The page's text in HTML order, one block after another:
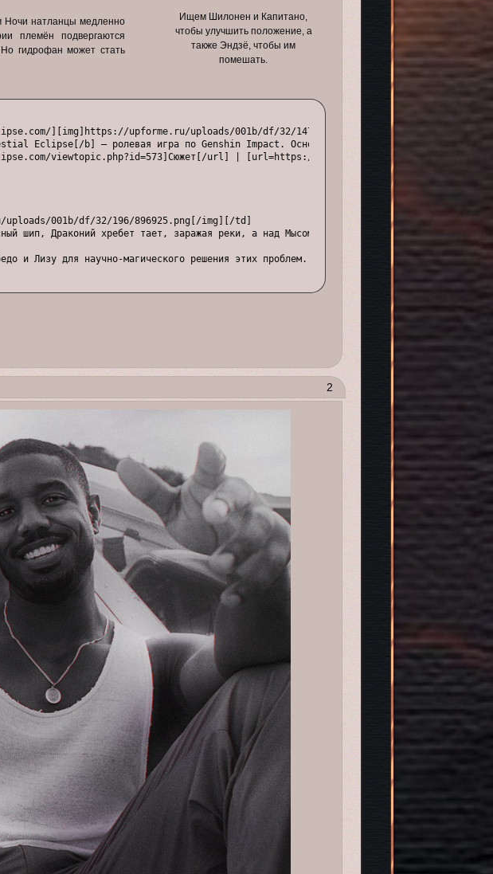
Ночи натланцы медленно
племён подвергаются
Но гидрофан может стать
Ищем Шилонен и Капитано,
чтобы улучшить положение, а
также Эндзё, чтобы им
помешать.
][img]https://upforme.ru/uploads/001b/df/32/147/792901.gif[/img][/url][/align]
Eclipse[/b] — ролевая игра по Genshin Impact. Основа сюжета: Селестия находится в
viewtopic.php?id=573]Сюжет[/url] | [url=https://genshineclipse.com/
001b/df/32/196/896925.png[/img][/td]
шип, Драконий хребет тает, заражая реки, а над Мысом Веры образовалась чёрная
и Лизу для научно-магического решения этих проблем.[/align][/td]
воды Мондштадта, Разлом захватывает тёмная жижа, в то время как на склоне Уван
001b/df/32/196/296598.png[/img][/td]
Райдэн и Яэ, чтобы решить дипломатические вопросы и обуздать стихию.[/align][/td]
001b/df/32/196/671647.png[/img][/td]
более опасные зоны увядания, а изгнанные в лес Авидьи бывшие мудрецы, возможно,
Коллеи и Сетоса для расследований древних тайн в джунглях и пустыне.[/align][/td]
001b/df/32/196/932023.png[/img][/td]
пневмусии из-за её реакции с элементальной энергией, а местные власти борются
и Шарлотту, чтобы добраться до истока заговора и осветить его в нужном ключе.[/
001b/df/32/196/657415.png[/img]
Ночи натланцы медленно сходят с ума, а территории племён подвергаются каждая
и Капитано, чтобы улучшить положение, а также Эндзё, чтобы им помешать.[/align][/td]
2